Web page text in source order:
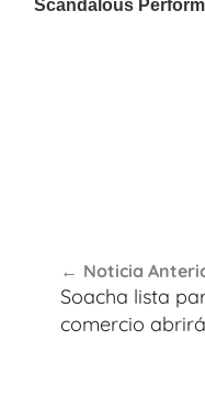
de
entradas
Noticia
Soacha lista
comercio